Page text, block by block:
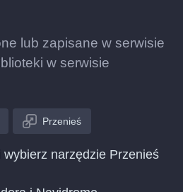
lub zapisane w serwisie
w serwisie
Przenieś
narzędzie Przenieś